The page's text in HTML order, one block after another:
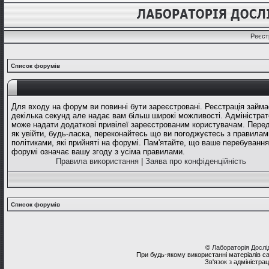
Список форумів
Для входу на форум ви повинні бути зареєстровані. Реєстрація
декілька секунд але надає вам більш широкі можливості.
може надати додаткові привілеї зареєстрованим користувачам.
як увійти, будь-ласка, переконайтесь що ви погоджуєтесь з
політиками, які прийняті на форумі. Пам'ятайте, що ваше
форумі означає вашу згоду з усіма правилами.
Правила використання
Заява про конфіденційність
Список форумів
© Лабораторія
При будь-якому використанні матеріалів
Зв'язок з